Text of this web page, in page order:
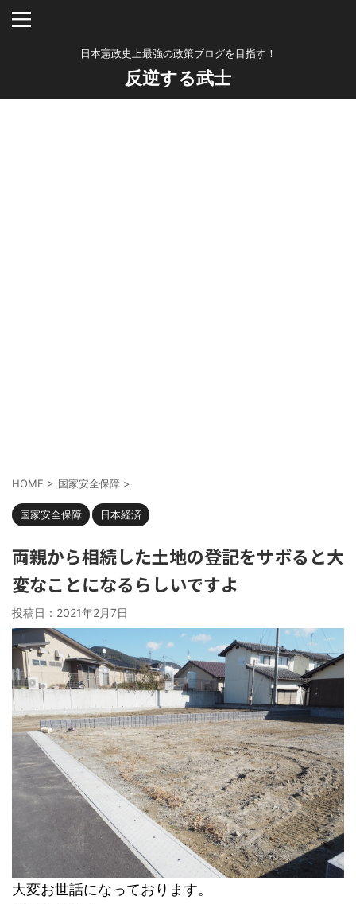
日本憲政史上最強の政策ブログを目指す！
反逆する武士
HOME > 国家安全保障 >
国家安全保障 日本経済
両親から相続した土地の登記をサボると大
変なことになるらしいですよ
投稿日： 2021年2月7日
大変お世話になっております。